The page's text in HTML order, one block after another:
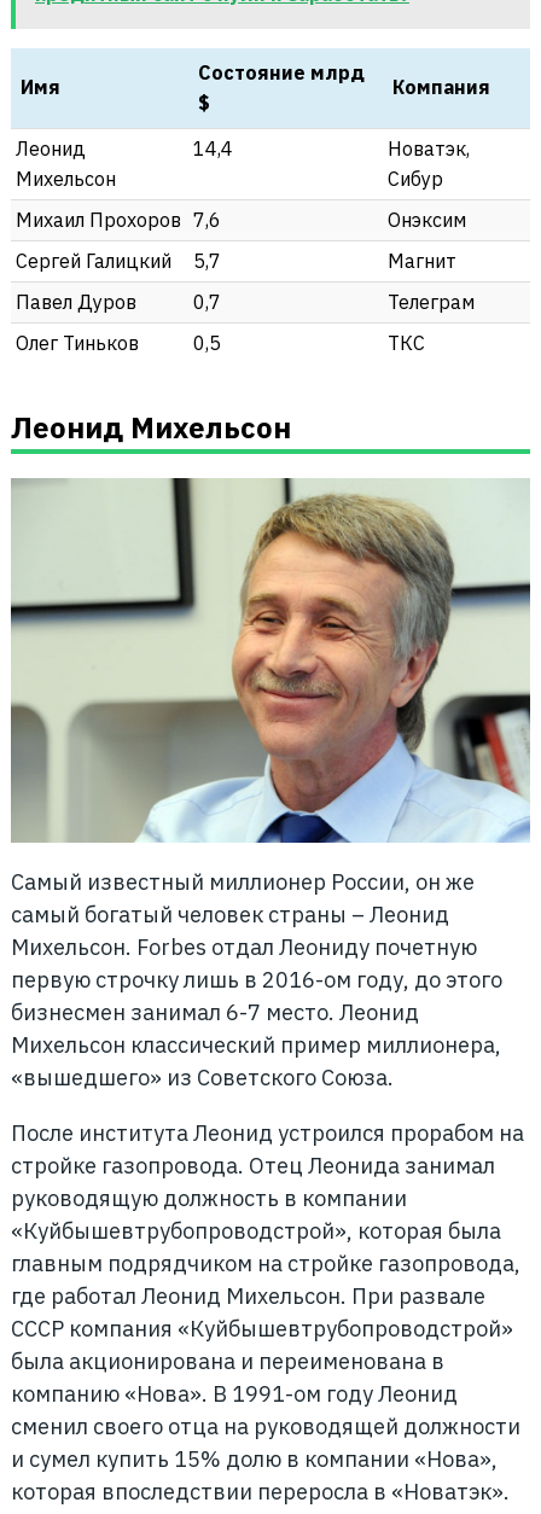
Имя
Состояние млрд
$
Компания
Леонид
Михельсон
14,4
Новатэк,
Сибур
Михаил Прохоров 7,6
Онэксим
Сергей Галицкий
5,7
Магнит
Павел Дуров
0,7
Телеграм
Олег Тиньков
0,5 ТКС
Леонид Михельсон
Самый известный миллионер России, он же
самый богатый человек страны – Леонид
Михельсон. Forbes отдал Леониду почетную
первую строчку лишь в 2016-ом году, до этого
бизнесмен занимал 6-7 место. Леонид
Михельсон классический пример миллионера,
«вышедшего» из Советского Союза.
После института Леонид устроился прорабом на
стройке газопровода. Отец Леонида занимал
руководящую должность в компании
«Куйбышевтрубопроводстрой», которая была
главным подрядчиком на стройке газопровода,
где работал Леонид Михельсон. При развале
СССР компания «Куйбышевтрубопроводстрой»
была акционирована и переименована в
компанию «Нова». В 1991-ом году Леонид
сменил своего отца на руководящей должности
и сумел купить 15% долю в компании «Нова»,
которая впоследствии переросла в «Новатэк».